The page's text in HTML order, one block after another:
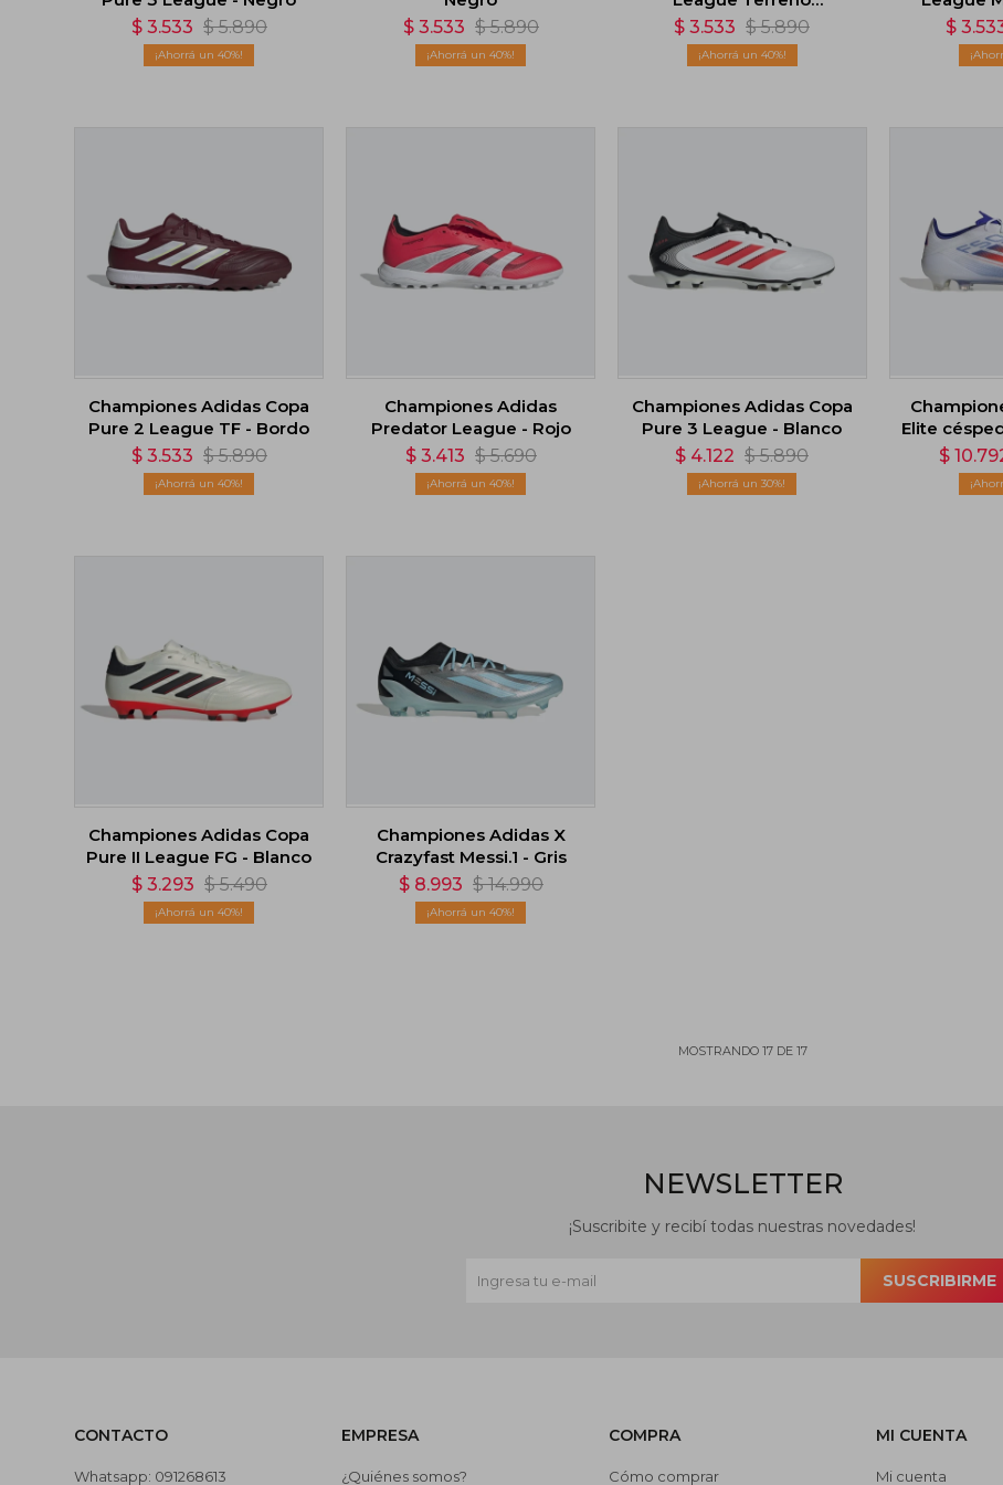
$ 3.533 $ 5.890
40
$ 3.533 $ 5.890
40
Firme/Multiterreno -
Multicolor
$ 3.533 $ 5.890
40
$
Championes Adidas Copa
Pure 2 League TF - Bordo
$ 3.533 $ 5.890
40
Championes Adidas
Predator League - Rojo
$ 3.413 $ 5.690
40
Championes Adidas Copa
Pure 3 League - Blanco
$ 4.122 $ 5.890
30
Elite
$
Championes Adidas Copa
Pure II League FG - Blanco
$ 3.293 $ 5.490
40
Championes Adidas X
Crazyfast Messi.1 - Gris
$ 8.993 $ 14.990
40
MOSTRANDO 17DE 17
CONTACTO
Whatsapp: 091268613
EMPRESA
¿Quiénes somos?
COMPRA
Cómo comprar
MI CUENTA
Mi cuenta
NEWSLETTER
¡Suscribite y recibí todas nuestras novedades!
SUSCRIBIRME